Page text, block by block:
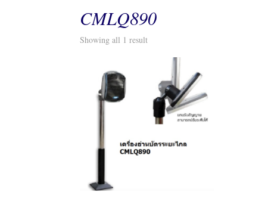
CMLQ890
Showing all 1 result